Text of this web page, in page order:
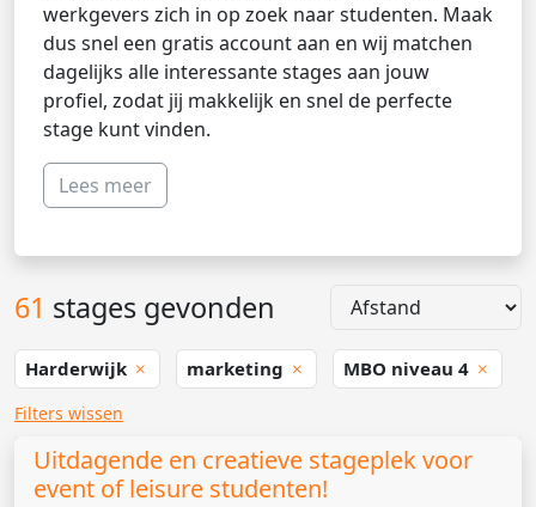
werkgevers zich in op zoek naar studenten. Maak
dus snel een gratis account aan en wij matchen
dagelijks alle interessante stages aan jouw
profiel, zodat jij makkelijk en snel de perfecte
stage kunt vinden.
Lees meer
61 stages gevonden
Harderwijk marketing MBO niveau 4
Filters wissen
Uitdagende en creatieve stageplek voor
event of leisure studenten!